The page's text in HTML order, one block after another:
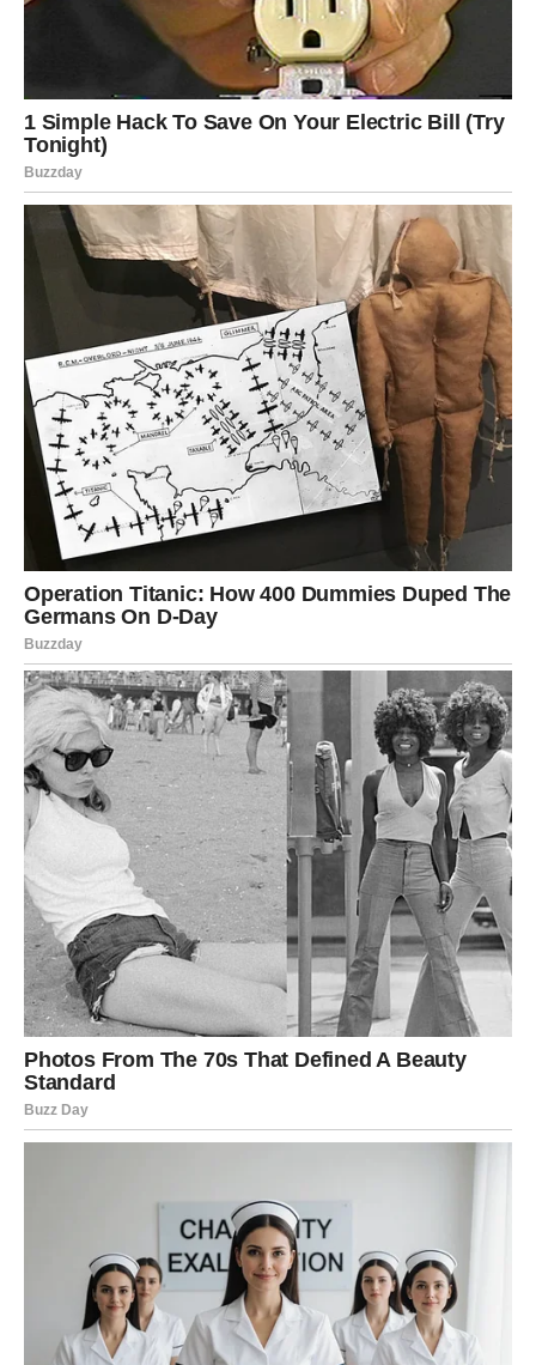
Važna odluka može biti vezana za poverenje i emocije.
STRELAC
Strelčevi u narednim danima mogu upoznati osobu koja
donosi novu energiju u njihov život. Ovo može biti
zanimljivo poznanstvo koje počinje kroz razgovor ili
Važna odluka može se odnositi na planove za budućnost
ili na odnos koji tek počinje.
JARAC
Jarčevi u narednim danima mogu doživeti susret koji ih
podseća koliko su emocije važne. Moguće je da ćete
upoznati osobu koja vam donosi osećaj sigurnosti.
Važna odluka može biti vezana za budućnost jednog
odnosa ili za vaše lične planove.
VODOLIJA
Vodolije u narednim danima mogu doživeti susret koji ih
inspiriše i budi radoznalost. Moguće je da ćete upoznati
osobu koja razmišlja slično kao vi.
Važna odluka može se odnositi na to da li ćete otvoriti
srce novim emocijama.
RIBE
Ribe u narednim danima mogu doživeti veoma emotivan
Važna odluka može biti vezana za vaše emocije i za to
kome želite pokloniti svoje srce.